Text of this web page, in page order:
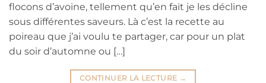
flocons d’avoine, tellement qu’en fait je les décline
sous différentes saveurs. Là c’est la recette au
poireau que j’ai voulu te partager, car pour un plat
du soir d’automne ou […]
CONTINUER LA LECTURE →